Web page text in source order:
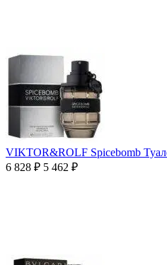
VIKTOR&ROLF Spicebomb
6 828 ₽ 5 462 ₽